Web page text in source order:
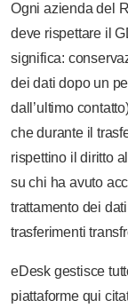
Ogni azienda del
deve rispettare il
significa:
dei dati dopo un
dall’ultimo
che durante il
rispettino il diritto
su chi ha avuto
trattamento dei
trasferimenti
eDesk gestisce
piattaforme qui